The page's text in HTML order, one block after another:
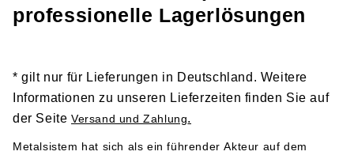
vor der Installation und Nutzung der Produkte gründlich
Sicherheitshinweis 1
professionelle Lagerlösungen
* gilt nur für Lieferungen in Deutschland. Weitere
Informationen zu unseren Lieferzeiten finden Sie auf
der Seite Versand und Zahlung.
Metalsistem hat sich als ein führender Akteur auf dem